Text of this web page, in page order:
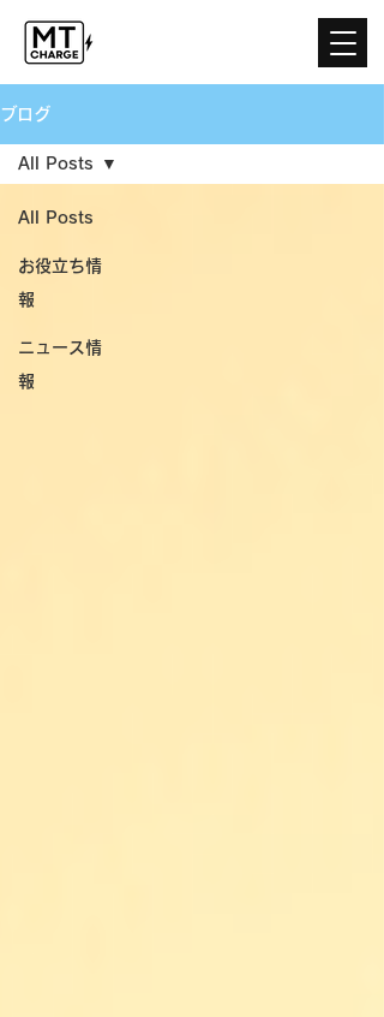
ブログ
All Posts
お役立ち情
報
ニュース情
報
All Posts